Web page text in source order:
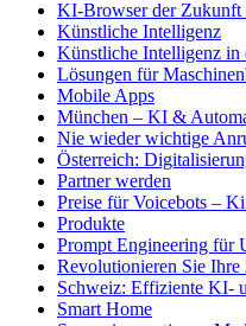
KI‑Browser der Zukunft
Künstliche Intelligenz
Künstliche Intelligenz
Lösungen für
Mobile Apps
München – KI &
Nie wieder wichtige
Österreich:
Partner werden
Preise für Voicebots –
Produkte
Prompt Engineering für
Revolutionieren Sie
Schweiz: Effiziente KI-
Smart Home